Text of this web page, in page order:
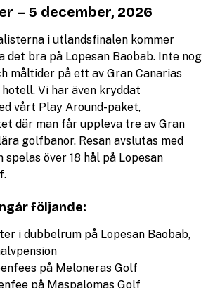
– 5 december, 2026
i utlandsfinalen kommer
det bra på Lopesan Baobab. Inte nog
måltider på ett av Gran Canarias
Vi har även kryddat
vårt Play Around-paket,
där man får uppleva tre av Gran
golfbanor. Resan avslutas med
över 18 hål på Lopesan
följande:
i dubbelrum på Lopesan Baobab,
på Meloneras Golf
på Maspalomas Golf